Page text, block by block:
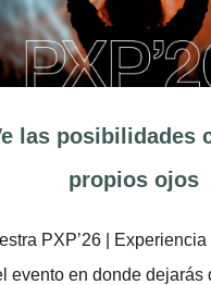
las posibilidades
propios ojos
PXP’26 |
evento en donde dejarás